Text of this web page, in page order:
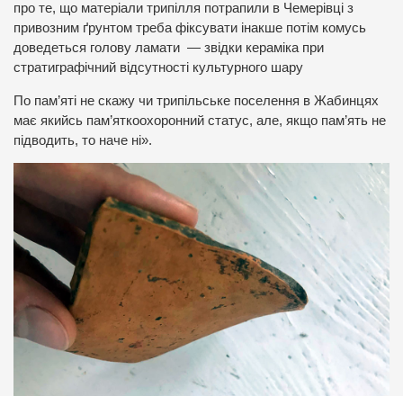
про те, що матеріали трипілля потрапили в Чемерівці з
привозним ґрунтом треба фіксувати інакше потім комусь
доведеться голову ламати — звідки кераміка при
стратиграфічний відсутності культурного шару
По пам’яті не скажу чи трипільське поселення в Жабинцях
має якийсь пам’яткоохоронний статус, але, якщо пам’ять не
підводить, то наче ні».